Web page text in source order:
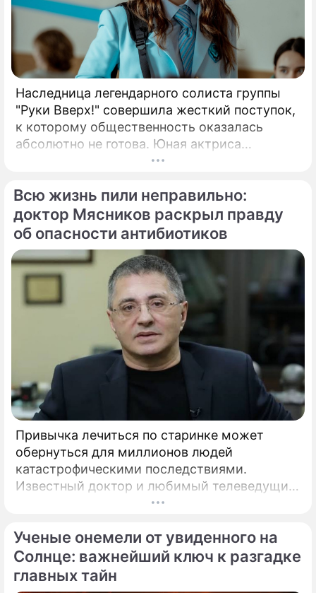
Наследница легендарного солиста группы
"Руки Вверх!" совершила жесткий поступок,
к которому общественность оказалась
абсолютно не готова. Юная актриса
Вероника Жукова, дочь бессменного лидера
заставила взрогнуть своих многочисленных
поклонников.
Всю жизнь пили неправильно:
доктор Мясников раскрыл правду
об опасности антибиотиков
Привычка лечиться по старинке может
обернуться для миллионов людей
катастрофическими последствиями.
Известный доктор и любимый телеведущий
миллионов Александр Мясников обратил
мировой медицине, который буквально
перечеркнул все наши прошлые
представления о здоровье.
Ученые онемели от увиденного на
Солнце: важнейший ключ к разгадке
главных тайн